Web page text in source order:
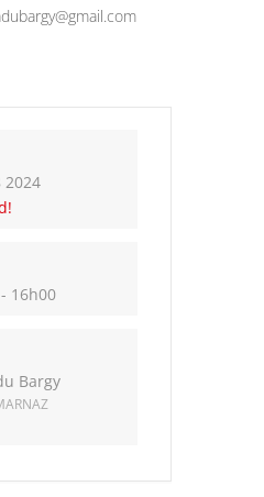
2024
16h00
Bargy